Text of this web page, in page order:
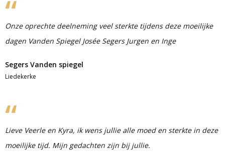
Onze oprechte deelneming veel sterkte tijdens deze moeilijke
dagen Vanden Spiegel Josée Segers Jurgen en Inge
Segers Vanden spiegel
Liedekerke
Lieve Veerle en Kyra, ik wens jullie alle moed en sterkte in deze
moeilijke tijd. Mijn gedachten zijn bij jullie.